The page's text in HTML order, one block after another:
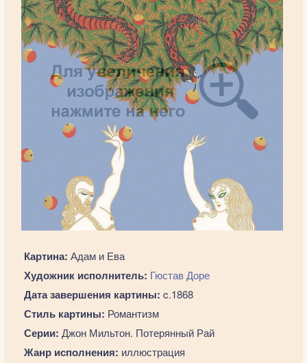
Картина: Адам и Ева
Художник исполнитель: Гюстав Доре
Дата завершения картины: c.1868
Стиль картины: Романтизм
Серии: Джон Мильтон. Потерянный Рай
Жанр исполнения: иллюстрация